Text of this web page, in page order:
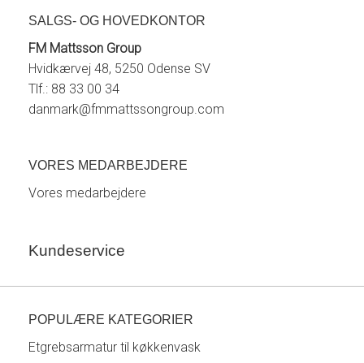
SALGS- OG HOVEDKONTOR
FM Mattsson Group
Hvidkærvej 48, 5250 Odense SV
Tlf.: 88 33 00 34
danmark@fmmattssongroup.com
VORES MEDARBEJDERE
Vores medarbejdere
Kundeservice
POPULÆRE KATEGORIER
Etgrebsarmatur til køkkenvask